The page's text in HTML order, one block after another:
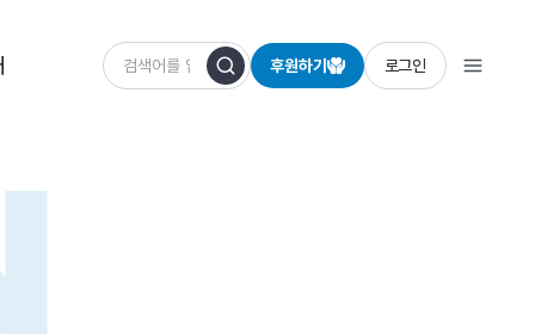
후원하기 로그인